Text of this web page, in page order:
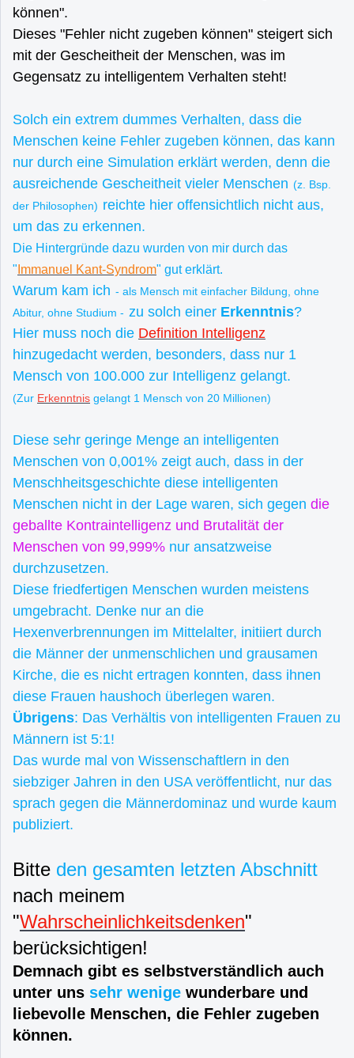
können".
Dieses "Fehler nicht zugeben können" steigert sich
mit der Gescheitheit der Menschen, was im
Gegensatz zu intelligentem Verhalten steht!
Solch ein extrem dummes Verhalten, dass die
Menschen keine Fehler zugeben können, das kann
nur durch eine Simulation erklärt werden, denn die
ausreichende Gescheitheit vieler Menschen (z. Bsp.
der Philosophen) reichte hier offensichtlich nicht aus,
um das zu erkennen.
Die Hintergründe dazu wurden von mir durch das
" Immanuel Kant-Syndrom" gut erklärt.
Warum kam ich - als Mensch mit einfacher Bildung, ohne
Abitur, ohne Studium - zu solch einer Erkenntnis?
Hier muss noch die Definition Intelligenz
hinzugedacht werden, besonders, dass nur 1
Mensch von 100.000 zur Intelligenz gelangt.
(Zur Erkenntnis gelangt 1 Mensch von 20 Millionen)
Diese sehr geringe Menge an intelligenten
Menschen von 0,001% zeigt auch, dass in der
Menschheitsgeschichte diese intelligenten
Menschen nicht in der Lage waren, sich gegen die
geballte Kontraintelligenz und Brutalität der
Menschen von 99,999% nur ansatzweise
durchzusetzen.
Diese friedfertigen Menschen wurden meistens
umgebracht. Denke nur an die
Hexenverbrennungen im Mittelalter, initiiert durch
die Männer der unmenschlichen und grausamen
Kirche, die es nicht ertragen konnten, dass ihnen
diese Frauen haushoch überlegen waren.
Übrigens: Das Verhältis von intelligenten Frauen zu
Männern ist 5:1!
Das wurde mal von Wissenschaftlern in den
siebziger Jahren in den USA veröffentlicht, nur das
sprach gegen die Männerdominaz und wurde kaum
publiziert.
Bitte den gesamten letzten Abschnitt
nach meinem
"Wahrscheinlichkeitsdenken"
berücksichtigen!
Demnach gibt es selbstverständlich auch
unter uns sehr wenige wunderbare und
liebevolle Menschen, die Fehler zugeben
können.